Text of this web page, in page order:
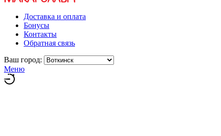
Доставка и оплата
Бонусы
Контакты
Обратная связь
Ваш город:
Меню